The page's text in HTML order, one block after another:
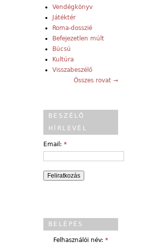
Vendégkönyv
Játéktér
Roma-dosszié
Befejezetlen múlt
Búcsú
Kultúra
Visszabeszélő
Összes rovat →
BESZÉLŐ
HÍRLEVÉL
Email: *
BELÉPÉS
Felhasználói név: *